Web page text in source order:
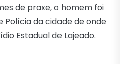
de praxe, o homem foi
Polícia da cidade de onde
Estadual de Lajeado.